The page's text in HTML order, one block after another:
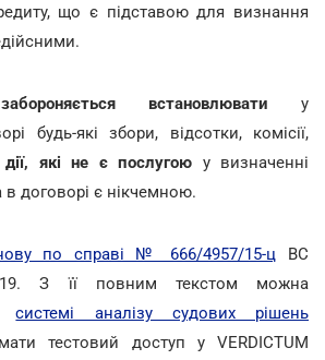
що є підставою для визнання
забороняється встановлювати у
будь-які збори, відсотки, комісії,
які не є послугою у визначенні
договорі є нікчемною.
по справі № 666/4957/15-ц
ВС
З її повним текстом можна
всистемі аналізу судових рішень
тестовий доступ у VERDICTUM